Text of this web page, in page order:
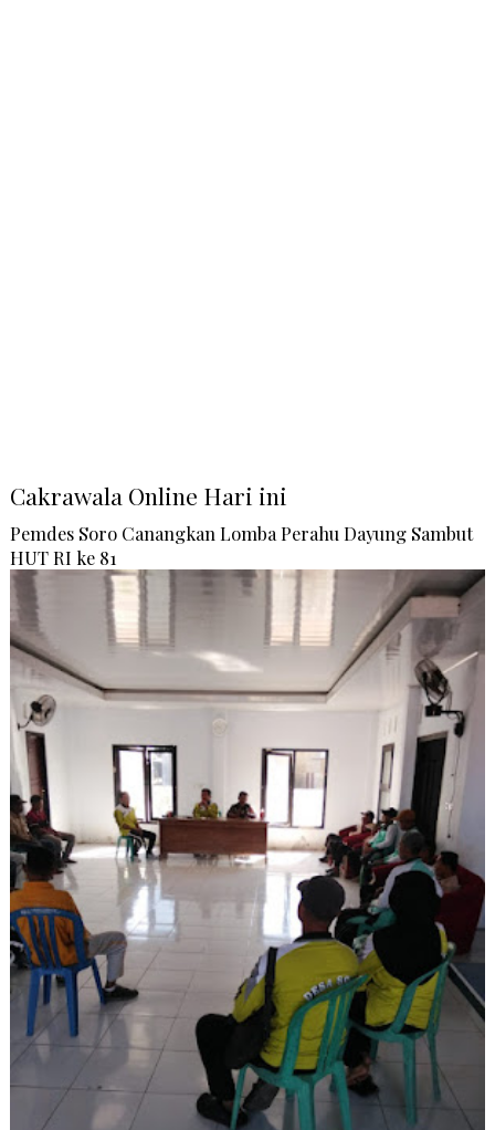
Cakrawala Online Hari ini
Pemdes Soro Canangkan Lomba Perahu Dayung Sambut
HUT RI ke 81